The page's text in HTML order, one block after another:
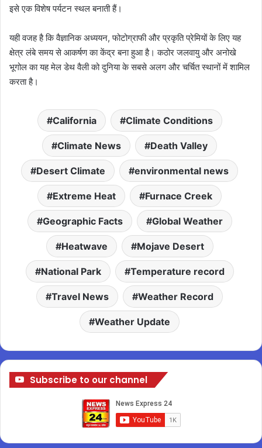
इसे एक विशेष पर्यटन स्थल बनाती हैं।
यही वजह है कि वैज्ञानिक अध्ययन, फोटोग्राफी और प्रकृति प्रेमियों के लिए यह
क्षेत्र लंबे समय से आकर्षण का केंद्र बना हुआ है। कठोर जलवायु और अनोखे
भूगोल का यह मेल डेथ वैली को दुनिया के सबसे अलग और चर्चित स्थानों में शामिल
करता है।
California Climate Conditions
Climate News Death Valley
Desert Climate environmental news
Extreme Heat Furnace Creek
Geographic Facts Global Weather
Heatwave Mojave Desert
National Park Temperature record
Travel News Weather Record
Weather Update
Subscribe to our channel